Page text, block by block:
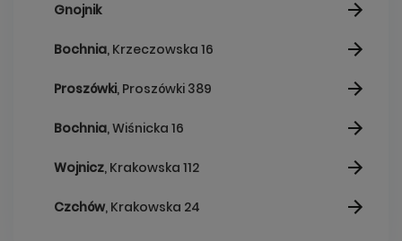
Gnojnik
Bochnia, Krzeczowska 16
Proszówki, Proszówki 389
Bochnia, Wiśnicka 16
Wojnicz, Krakowska 112
Czchów, Krakowska 24